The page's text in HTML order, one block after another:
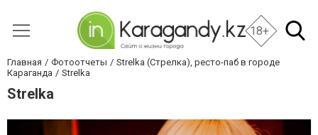
18+
Главная Фотоотчеты
Strelka (Стрелка), ресто-паб в городе
Караганда
Strelka
Strelka